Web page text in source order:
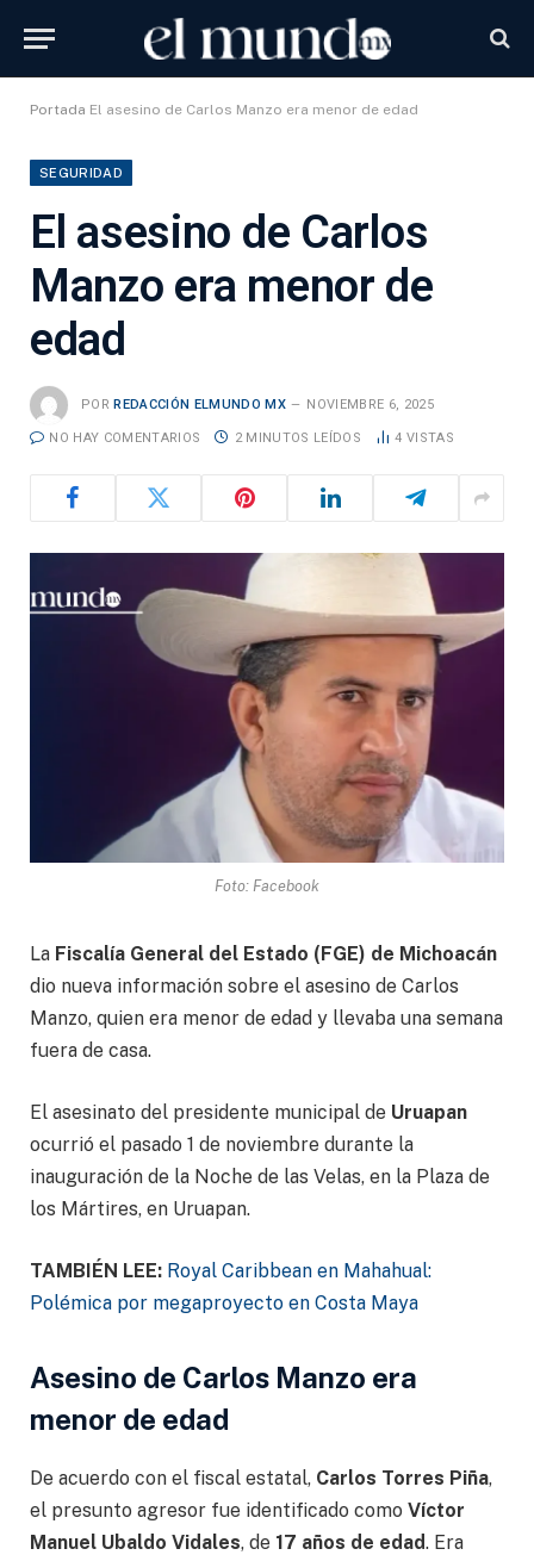
Portada El asesino de Carlos Manzo era menor de edad
SEGURIDAD
El asesino de Carlos
Manzo era menor de
edad
POR REDACCIÓN ELMUNDO MX NOVIEMBRE 6, 2025
NO HAY COMENTARIOS 2 MINUTOS LEÍDOS 4 VISTAS
Foto: Facebook
La Fiscalía General del Estado (FGE) de Michoacán
dio nueva información sobre el asesino de Carlos
Manzo, quien era menor de edad y llevaba una semana
fuera de casa.
El asesinato del presidente municipal de Uruapan
ocurrió el pasado 1 de noviembre durante la
inauguración de la Noche de las Velas, en la Plaza de
los Mártires, en Uruapan.
TAMBIÉN LEE: Royal Caribbean en Mahahual:
Polémica por megaproyecto en Costa Maya
Asesino de Carlos Manzo era
menor de edad
De acuerdo con el fiscal estatal, Carlos Torres Piña,
el presunto agresor fue identificado como Víctor
Manuel Ubaldo Vidales, de 17 años de edad. Era